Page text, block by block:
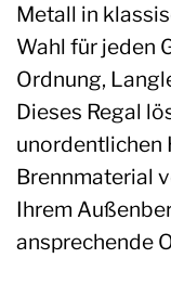
Metall in
Wahl für jeden
Ordnung,
Dieses Regal
unordentlichen
Brennmaterial
Ihrem
ansprechende